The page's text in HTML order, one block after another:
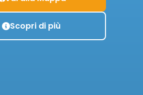
Scopri di più